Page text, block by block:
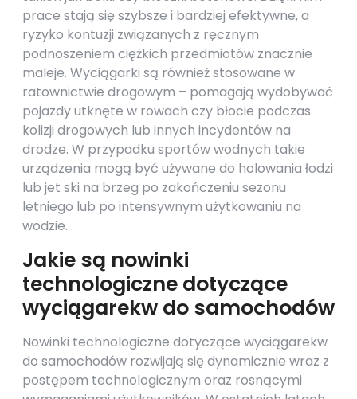
prace stają się szybsze i bardziej efektywne, a
ryzyko kontuzji związanych z ręcznym
podnoszeniem ciężkich przedmiotów znacznie
maleje. Wyciągarki są również stosowane w
ratownictwie drogowym – pomagają wydobywać
pojazdy utknęte w rowach czy błocie podczas
kolizji drogowych lub innych incydentów na
drodze. W przypadku sportów wodnych takie
urządzenia mogą być używane do holowania łodzi
lub jet ski na brzeg po zakończeniu sezonu
letniego lub po intensywnym użytkowaniu na
wodzie.
Jakie są nowinki
technologiczne dotyczące
wyciągarekw do samochodów
Nowinki technologiczne dotyczące wyciągarekw
do samochodów rozwijają się dynamicznie wraz z
postępem technologicznym oraz rosnącymi